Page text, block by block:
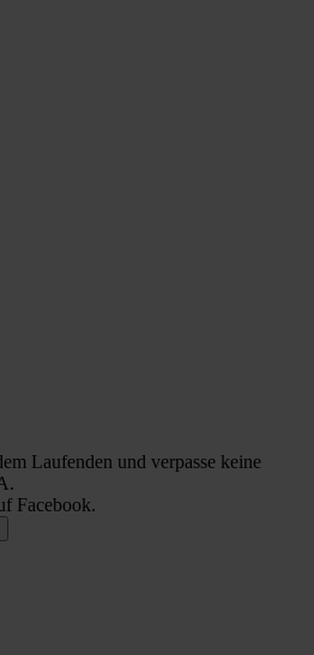
Laufenden und verpasse keine
Facebook.